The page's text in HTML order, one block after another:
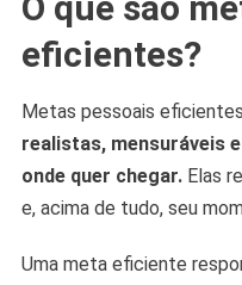
eficientes?
Metas pessoais
realistas, mensuráveis
onde quer chegar.Elas
e, acima de tudo, seu
Uma meta eficiente